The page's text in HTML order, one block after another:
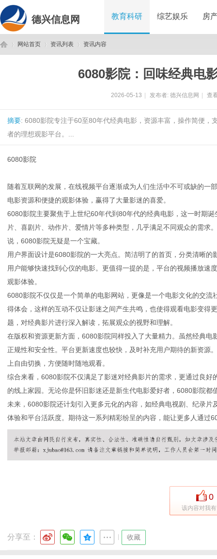
德兴信息网 教育科研 综艺娱乐 房
网站首页 资讯列表 资讯内容
6080影院：回味经典电
2026-05-13 发布者: 德兴信息网 查
摘要: 6080影院专注于60至80年代经典电影，资源丰富，操作简便
者的理想观影平台。...
6080影院
随着互联网的发展，在线视频平台逐渐成为人们生活中不可或缺的一
电影资源和便捷的观影体验，赢得了大量影迷的喜爱。
6080影院主要聚焦于上世纪60年代到80年代的经典电影，这一时期
片、喜剧片、动作片、爱情片等多种类型，几乎满足不同观众的需
说，6080影院无疑是一个宝藏。
用户界面设计是6080影院的一大亮点。简洁明了的首页，分类清晰
用户能够快速找到心仪的电影。更值得一提的是，平台的视频播放速
观影体验。
6080影院不仅仅是一个简单的电影网站，更像是一个电影文化的交
得体会，这样的互动不仅让影迷之间产生共鸣，也使得观看电影变得
题，对经典影片进行深入解读，拓展观众的视野和理解。
在版权和资源更新方面，6080影院同样投入了大量精力。虽然经典
正规性和安全性。平台更新速度也较快，及时补充用户期待的新资源
上自由切换，方便随时随地观看。
综合来看，6080影院不仅满足了影迷对经典影片的需求，更通过良
的线上家园。无论你是怀旧影迷还是新生代电影爱好者，6080影院都
未来，6080影院还计划引入更多元化的内容，如经典电视剧、纪录
体验和平台活跃度。期待这一系列精彩纷呈的内容，能让更多人通过
0
该内容对我
分享至： 收藏